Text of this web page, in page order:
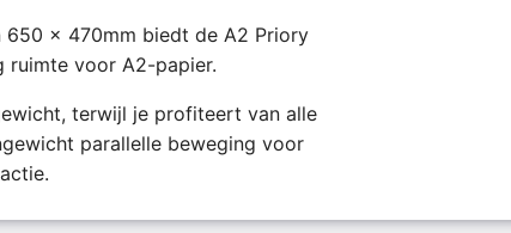
650 x 470mm biedt de A2 Priory
ruimte voor A2-papier.
terwijl je profiteert van alle
parallelle beweging voor